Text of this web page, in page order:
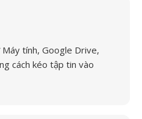
tính, Google Drive,
cách kéo tập tin vào